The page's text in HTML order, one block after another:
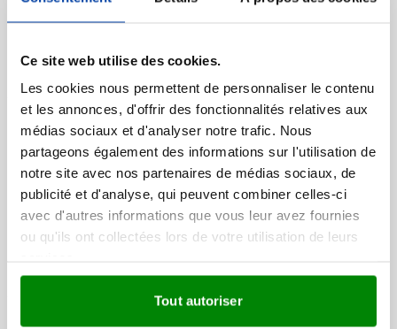
Ce site web utilise des cookies.
Les cookies nous permettent de personnaliser le contenu
et les annonces, d'offrir des fonctionnalités relatives aux
médias sociaux et d'analyser notre trafic. Nous
partageons également des informations sur l'utilisation de
notre site avec nos partenaires de médias sociaux, de
publicité et d'analyse, qui peuvent combiner celles-ci
avec d'autres informations que vous leur avez fournies
ou qu'ils ont collectées lors de votre utilisation de leurs
Tout autoriser
à partir de 13,27
001007 524008536 +1
Veste softshell Siberia
unisexe
Marquage à partir de 50 unités
Livraison à partir de
26 août
Visonner